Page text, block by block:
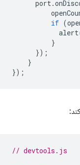
port.
if (
alert
}
});
}
});
// devtools.js